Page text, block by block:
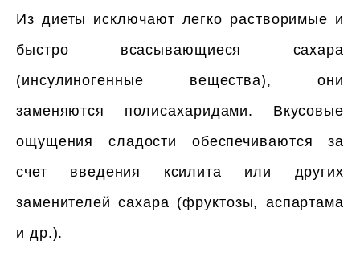
Из диеты исключают легко растворимые и
быстро всасывающиеся сахара
(инсулиногенные вещества), они
заменяются полисахаридами. Вкусовые
ощущения сладости обеспечиваются за
счет введения ксилита или других
заменителей сахара (фруктозы, аспартама
и др.).